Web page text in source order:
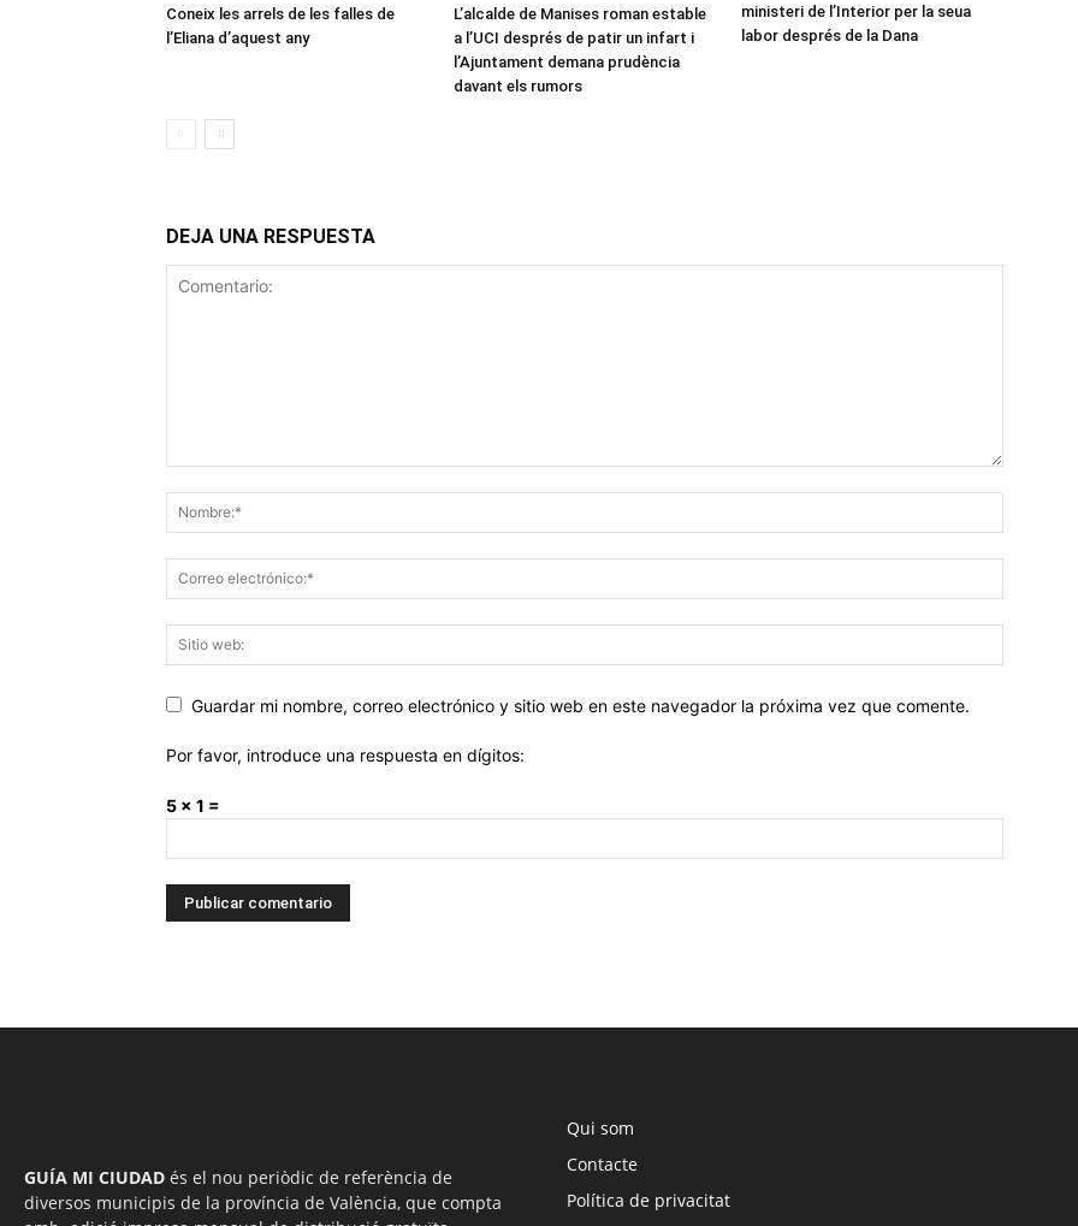
Coneix les arrels de les falles de
l’Eliana d’aquest any
L’alcalde de Manises roman estable
a l’UCI després de patir un infart i
l’Ajuntament demana prudència
davant els rumors
ministeri de l’Interior per la seua
labor després de la Dana
DEJA UNA RESPUESTA
Guardar mi nombre, correo electrónico y sitio web en este navegador la próxima vez que comente.
Por favor, introduce una respuesta en dígitos:
5 × 1 =
GUÍA MI CIUDAD és el nou periòdic de referència de
diversos municipis de la província de València, que compta
Qui som
Contacte
Política de privacitat